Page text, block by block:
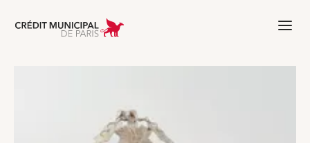
Aller à l'accueil de Crédit Municipal